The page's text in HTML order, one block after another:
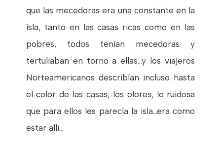
que las mecedoras era una constante en la
isla, tanto en las casas ricas como en las
pobres, todos tenían mecedoras y
tertuliaban en torno a ellas...y los viajeros
Norteamericanos describían incluso hasta
el color de las casas, los olores, lo ruidosa
que para ellos les parecía la isla...era como
estar allí...